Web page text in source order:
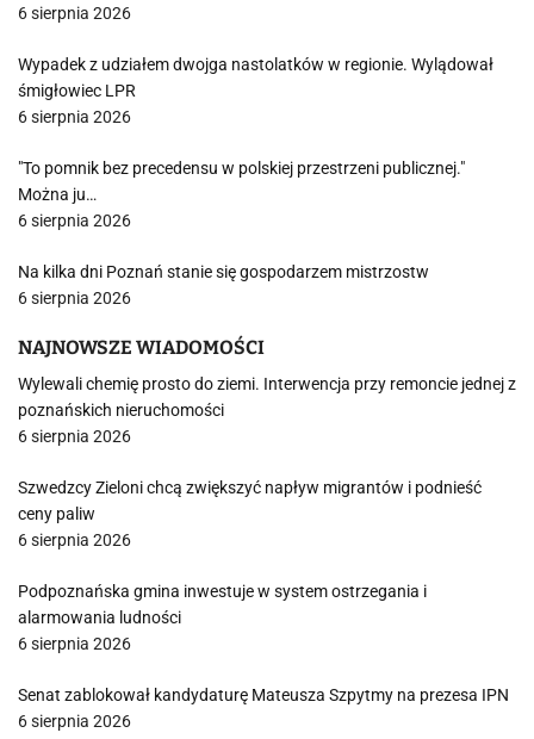
6 sierpnia 2026
Wypadek z udziałem dwojga nastolatków w regionie. Wylądował
śmigłowiec LPR
6 sierpnia 2026
"To pomnik bez precedensu w polskiej przestrzeni publicznej."
Można ju…
6 sierpnia 2026
Na kilka dni Poznań stanie się gospodarzem mistrzostw
6 sierpnia 2026
NAJNOWSZE WIADOMOŚCI
Wylewali chemię prosto do ziemi. Interwencja przy remoncie jednej z
poznańskich nieruchomości
6 sierpnia 2026
Szwedzcy Zieloni chcą zwiększyć napływ migrantów i podnieść
ceny paliw
6 sierpnia 2026
Podpoznańska gmina inwestuje w system ostrzegania i
alarmowania ludności
6 sierpnia 2026
Senat zablokował kandydaturę Mateusza Szpytmy na prezesa IPN
6 sierpnia 2026